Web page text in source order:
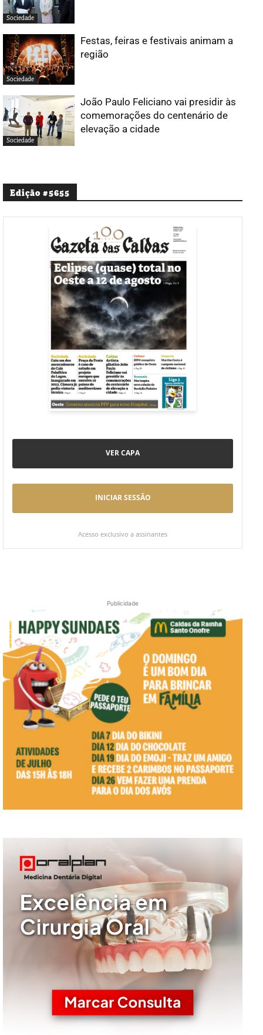
Sociedade
Sociedade
Festas, feiras e festivais animam a
região
Sociedade
João Paulo Feliciano vai presidir às
comemorações do centenário de
elevação a cidade
Edição #5655
VER CAPA
INICIAR SESSÃO
Acesso exclusivo a assinantes
Publicidade